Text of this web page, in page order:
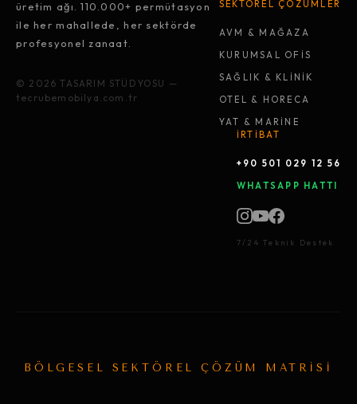
üretim ağı. 110.000+ permütasyon
ile her mahallede, her sektörde
profesyonel zanaat.
© 2026 TASARIM STÜDYOSU —
tecrubemobilya.com.tr
SEKTÖREL ÇÖZÜMLER
AVM & MAĞAZA
KURUMSAL OFİS
SAĞLIK & KLİNİK
OTEL & HORECA
YAT & MARİNE
İRTİBAT
+90 501 029 12 56
WHATSAPP HATTI
7/24 Teknik Destek
BÖLGESEL SEKTÖREL ÇÖZÜM MATRİSİ